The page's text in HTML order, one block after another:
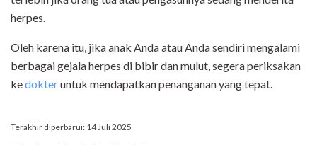
herpes.
Oleh karena itu, jika anak Anda atau Anda sendiri mengalami
berbagai gejala herpes di bibir dan mulut, segera periksakan
kedokteruntuk mendapatkan penanganan yang tepat.
Terakhir diperbarui: 14 Juli 2025